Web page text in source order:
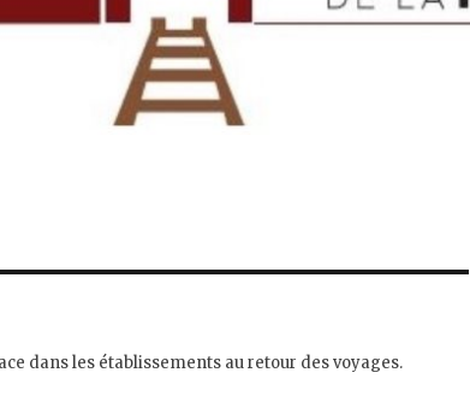
dans les établissements au retour des voyages.